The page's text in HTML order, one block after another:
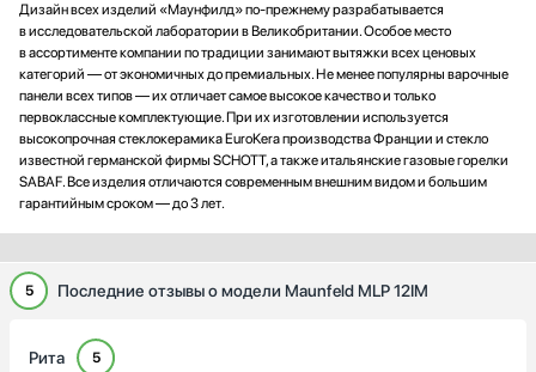
Дизайн всех изделий «Маунфилд» по-прежнему разрабатывается
в исследовательской лаборатории в Великобритании. Особое место
в ассортименте компании по традиции занимают вытяжки всех ценовых
категорий — от экономичных до премиальных. Не менее популярны варочные
панели всех типов — их отличает самое высокое качество и только
первоклассные комплектующие. При их изготовлении используется
высокопрочная стеклокерамика EuroKera производства Франции и стекло
известной германской фирмы SCHOTT, а также итальянские газовые горелки
SABAF. Все изделия отличаются современным внешним видом и большим
гарантийным сроком — до 3 лет.
5 Последние отзывы о модели Maunfeld MLP 12IM
Рита 5